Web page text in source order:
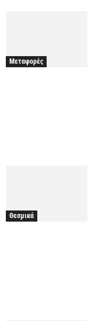
Μεταφορές
Θεσμικά